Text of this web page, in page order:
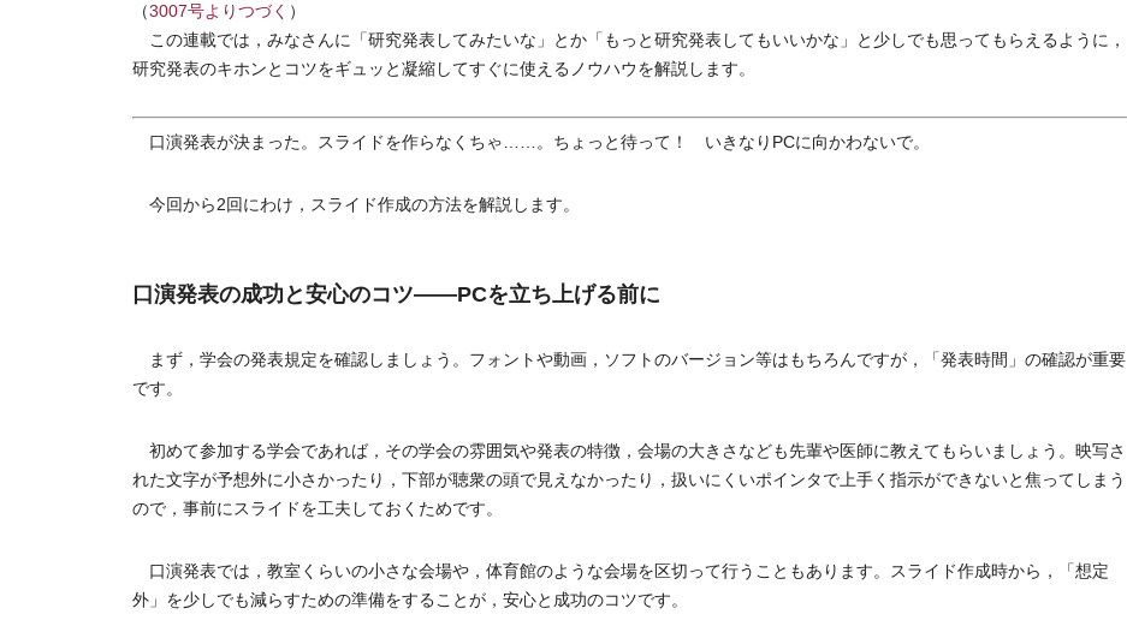
（3007号よりつづく ）
この連載では，みなさんに「研究発表してみたいな」とか「もっと研究発表してもいいかな」と少しでも思ってもらえるように，
研究発表のキホンとコツをギュッと凝縮してすぐに使えるノウハウを解説します。
口演発表が決まった。スライドを作らなくちゃ……。ちょっと待って！ いきなりPCに向かわないで。
今回から2回にわけ，スライド作成の方法を解説します。
口演発表の成功と安心のコツ――PCを立ち上げる前に
まず，学会の発表規定を確認しましょう。フォントや動画，ソフトのバージョン等はもちろんですが，「発表時間」の確認が重要
です。
初めて参加する学会であれば，その学会の雰囲気や発表の特徴，会場の大きさなども先輩や医師に教えてもらいましょう。映写さ
れた文字が予想外に小さかったり，下部が聴衆の頭で見えなかったり，扱いにくいポインタで上手く指示ができないと焦ってしまう
ので，事前にスライドを工夫しておくためです。
口演発表では，教室くらいの小さな会場や，体育館のような会場を区切って行うこともあります。スライド作成時から，「想定
外」を少しでも減らすための準備をすることが，安心と成功のコツです。